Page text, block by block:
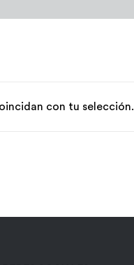
con tu selección.